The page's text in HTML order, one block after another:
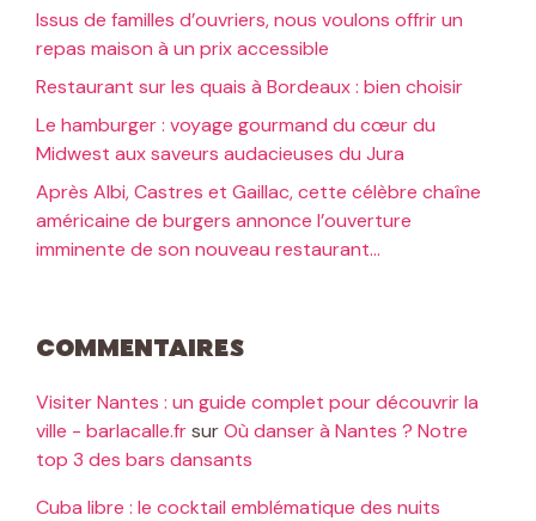
Issus de familles d’ouvriers, nous voulons offrir un
repas maison à un prix accessible
Restaurant sur les quais à Bordeaux : bien choisir
Le hamburger : voyage gourmand du cœur du
Midwest aux saveurs audacieuses du Jura
Après Albi, Castres et Gaillac, cette célèbre chaîne
américaine de burgers annonce l’ouverture
imminente de son nouveau restaurant…
Commentaires
Visiter Nantes : un guide complet pour découvrir la
ville - barlacalle.frsurOù danser à Nantes ? Notre
top 3 des bars dansants
Cuba libre : le cocktail emblématique des nuits